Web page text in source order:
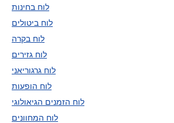
לוח בחינות
לוח ביטולים
לוח בקרה
לוח גזירים
לוח גרגוריאני
לוח הופעות
לוח הזמנים הגיאולוגי
לוח המחוונים